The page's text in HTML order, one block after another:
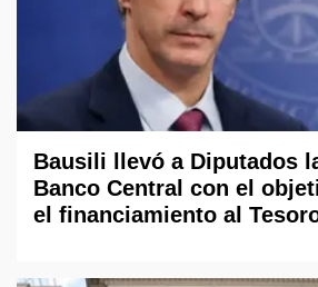
Bausili llevó a Diputados
Banco Central con el
el financiamiento al